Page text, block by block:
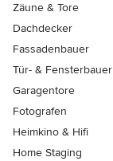
Zäune & Tore
Dachdecker
Fassadenbauer
Tür- & Fensterbauer
Garagentore
Fotografen
Heimkino & Hifi
Home Staging